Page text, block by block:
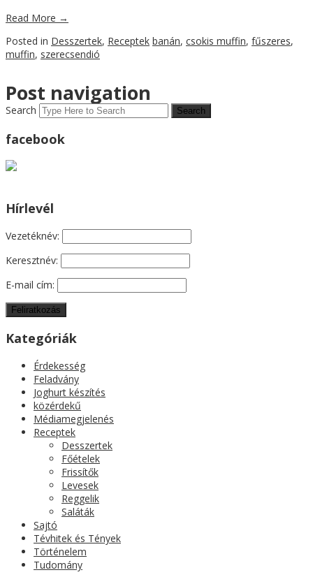
Read More →
Posted in Desszertek, Receptek banán, csokis muffin, fűszeres,
muffin, szerecsendió
Post navigation
Search
facebook
Hírlevél
Vezetéknév:
Keresztnév:
E-mail cím:
Kategóriák
Érdekesség
Feladvány
Joghurt készítés
közérdekű
Médiamegjelenés
Receptek
Desszertek
Főételek
Frissítők
Levesek
Reggelik
Saláták
Sajtó
Tévhitek és Tények
Történelem
Tudomány